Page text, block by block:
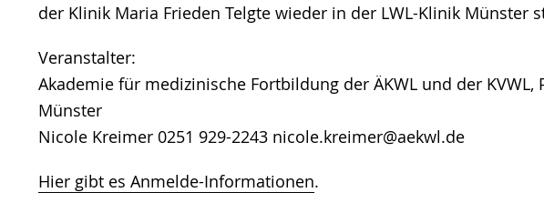
der Klinik Maria Frieden Telgte wieder in der LWL-Klinik Münster
Veranstalter:
Akademie für medizinische Fortbildung der ÄKWL und der KVWL,
Münster
Nicole Kreimer 0251 929-2243 nicole.kreimer@aekwl.de
Hier gibt es Anmelde-Informationen.